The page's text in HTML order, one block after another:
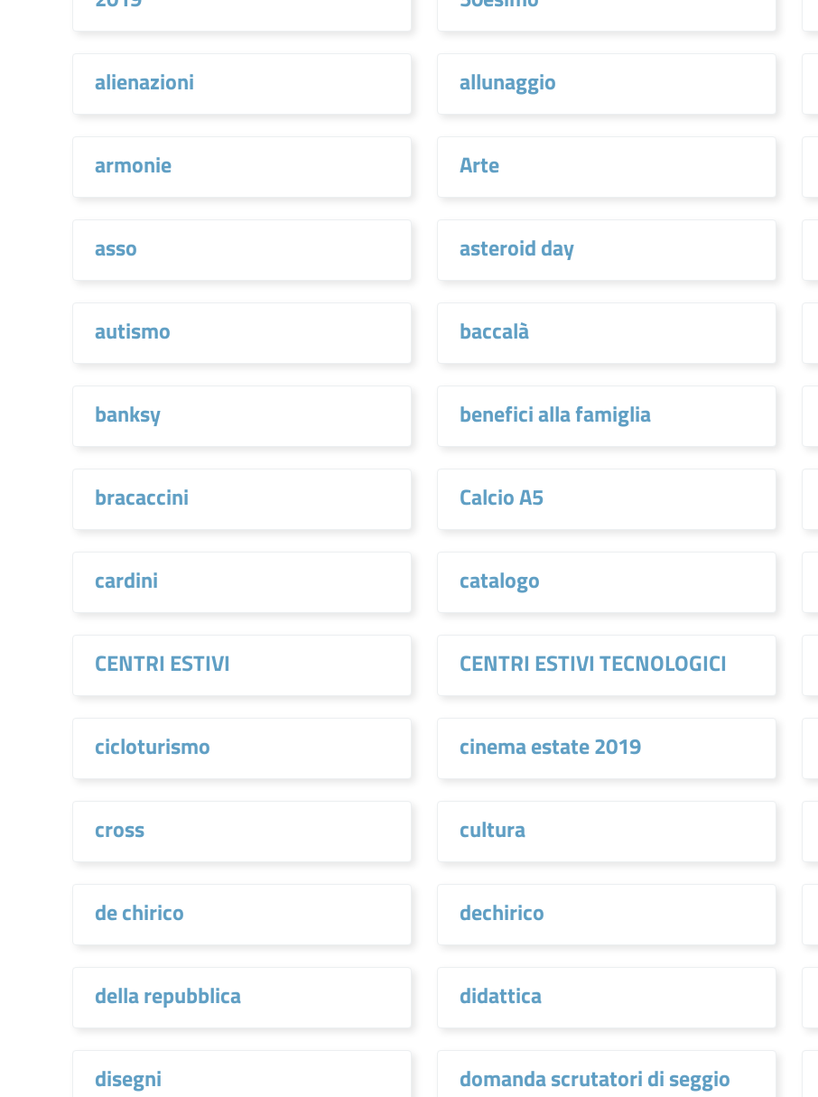
alienazioni allunaggio
armonie Arte
asso asteroid day
autismo baccalà
banksy benefici alla famiglia
bracaccini Calcio A5
cardini catalogo
CENTRI ESTIVI CENTRI ESTIVI TECNOLOGICI
cicloturismo cinema estate 2019
cross cultura
de chirico dechirico
della repubblica didattica
disegni domanda scrutatori di seggio